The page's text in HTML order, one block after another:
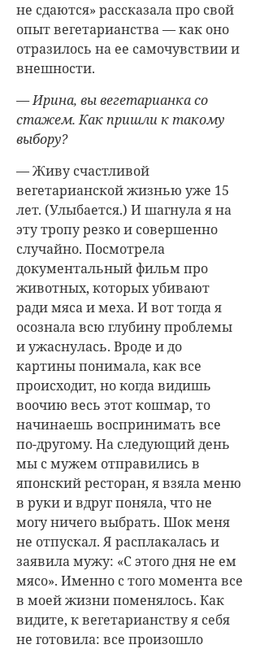
не сдаются» рассказала про свой
опыт вегетарианства — как оно
отразилось на ее самочувствии и
внешности.
— Ирина, вы вегетарианка со
стажем. Как пришли к такому
выбору?
— Живу счастливой
вегетарианской жизнью уже 15
лет. (Улыбается.) И шагнула я на
эту тропу резко и совершенно
случайно. Посмотрела
документальный фильм про
животных, которых убивают
ради мяса и меха. И вот тогда я
осознала всю глубину проблемы
и ужаснулась. Вроде и до
картины понимала, как все
происходит, но когда видишь
воочию весь этот кошмар, то
начинаешь воспринимать все
по-другому. На следующий день
мы с мужем отправились в
японский ресторан, я взяла меню
в руки и вдруг поняла, что не
могу ничего выбрать. Шок меня
не отпускал. Я расплакалась и
заявила мужу: «С этого дня не ем
мясо». Именно с того момента все
в моей жизни поменялось. Как
видите, к вегетарианству я себя
не готовила: все произошло